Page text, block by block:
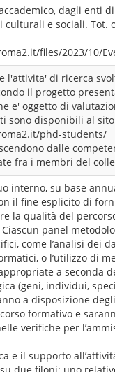
dagli enti
e sociali. Tot.
files/2023/10/
l'attivita' di ricerca
il progetto
e' oggetto di
sono disponibili al sito
phd-students/
dalle
fra i membri del
interno, su base
il fine esplicito di
la qualità del
panel
come l’analisi dei
o l’utilizzo di
a seconda
(geni, individui,
a disposizione
formativo e
verifiche per
e il supporto